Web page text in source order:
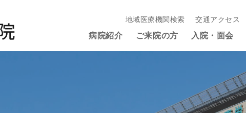
地域医療機関検索 交通アクセス
病院紹介 ご来院の方 入院・面会